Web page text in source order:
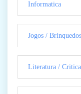
Informatica
Jogos / Brinquedos
Literatura / Critica